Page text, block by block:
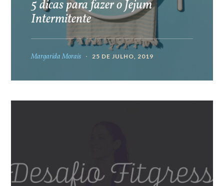
5 dicas para fazer o Jejum
Intermitente
Margarida Morais 25 DE JULHO, 2019